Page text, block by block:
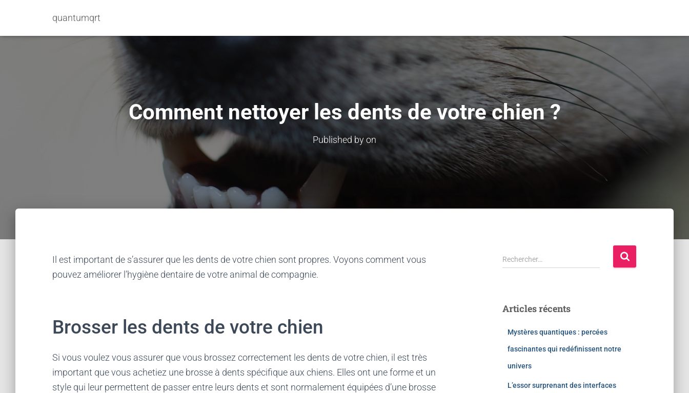
quantumqrt
Comment nettoyer les dents de votre chien ?
Published byon
Il est important de s’assurer que les dents de votre chien sont propres. Voyons comment vous
pouvez améliorer l’hygiène dentaire de votre animal de compagnie.
Brosser les dents de votre chien
Si vous voulez vous assurer que vous brossez correctement les dents de votre chien, il est très
important que vous achetiez une brosse à dents spécifique aux chiens. Elles ont une forme et un
style qui leur permettent de passer entre leurs dents et sont normalement équipées d’une brosse
Rechercher…
Articles récents
Mystères quantiques : percées
fascinantes qui redéfinissent notre
univers
L’essor surprenant des interfaces